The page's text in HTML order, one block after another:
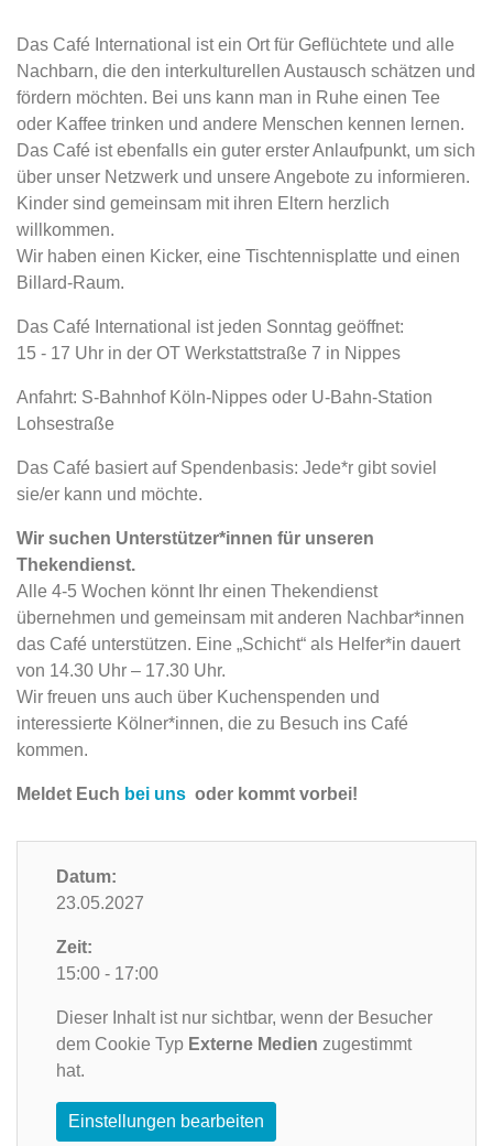
Das Café International ist ein Ort für Geflüchtete und alle
Nachbarn, die den interkulturellen Austausch schätzen und
fördern möchten. Bei uns kann man in Ruhe einen Tee
oder Kaffee trinken und andere Menschen kennen lernen.
Das Café ist ebenfalls ein guter erster Anlaufpunkt, um sich
über unser Netzwerk und unsere Angebote zu informieren.
Kinder sind gemeinsam mit ihren Eltern herzlich
willkommen.
Wir haben einen Kicker, eine Tischtennisplatte und einen
Billard-Raum.
Das Café International ist jeden Sonntag geöffnet:
15 - 17 Uhr in der OT Werkstattstraße 7 in Nippes
Anfahrt: S-Bahnhof Köln-Nippes oder U-Bahn-Station
Lohsestraße
Das Café basiert auf Spendenbasis: Jede*r gibt soviel
sie/er kann und möchte.
Wir suchen Unterstützer*innen für unseren
Thekendienst.
Alle 4-5 Wochen könnt Ihr einen Thekendienst
übernehmen und gemeinsam mit anderen Nachbar*innen
das Café unterstützen. Eine „Schicht“ als Helfer*in dauert
von 14.30 Uhr – 17.30 Uhr.
Wir freuen uns auch über Kuchenspenden und
interessierte Kölner*innen, die zu Besuch ins Café
kommen.
Meldet Euch bei uns oder kommt vorbei!
Datum:
23.05.2027
Zeit:
15:00 - 17:00
Dieser Inhalt ist nur sichtbar, wenn der Besucher
dem Cookie Typ Externe Medien zugestimmt
hat.
Einstellungen bearbeiten